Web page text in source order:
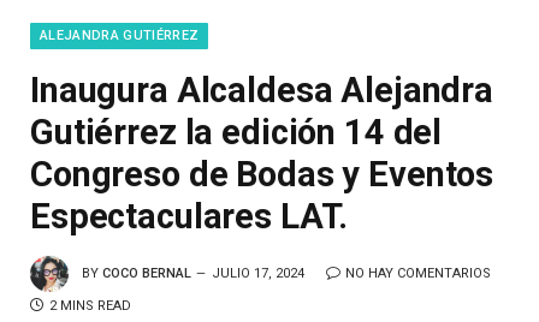
ALEJANDRA GUTIÉRREZ
Inaugura Alcaldesa Alejandra
Gutiérrez la edición 14 del
Congreso de Bodas y Eventos
Espectaculares LAT.
BY COCO BERNAL JULIO 17, 2024 NO HAY COMENTARIOS
2 MINS READ